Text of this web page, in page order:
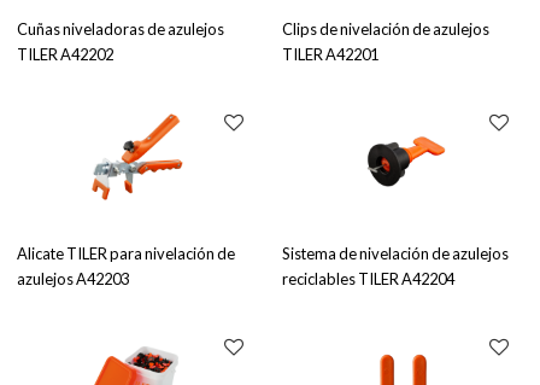
Cuñas niveladoras de azulejos
TILER A42202
Clips de nivelación de azulejos
TILER A42201
Alicate TILER para nivelación de
azulejos A42203
Sistema de nivelación de azulejos
reciclables TILER A42204